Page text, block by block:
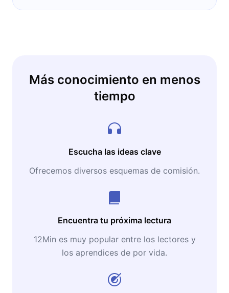
Más conocimiento en menos
tiempo
Escucha las ideas clave
Ofrecemos diversos esquemas de comisión.
Encuentra tu próxima lectura
12Min es muy popular entre los lectores y
los aprendices de por vida.